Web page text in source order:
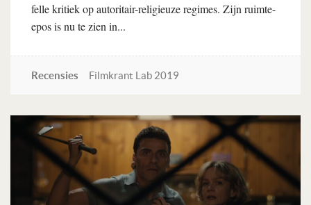
felle kritiek op autoritair-religieuze regimes. Zijn ruimte-
epos is nu te zien in...
Recensies Filmkrant Lab 2019
Lees verder